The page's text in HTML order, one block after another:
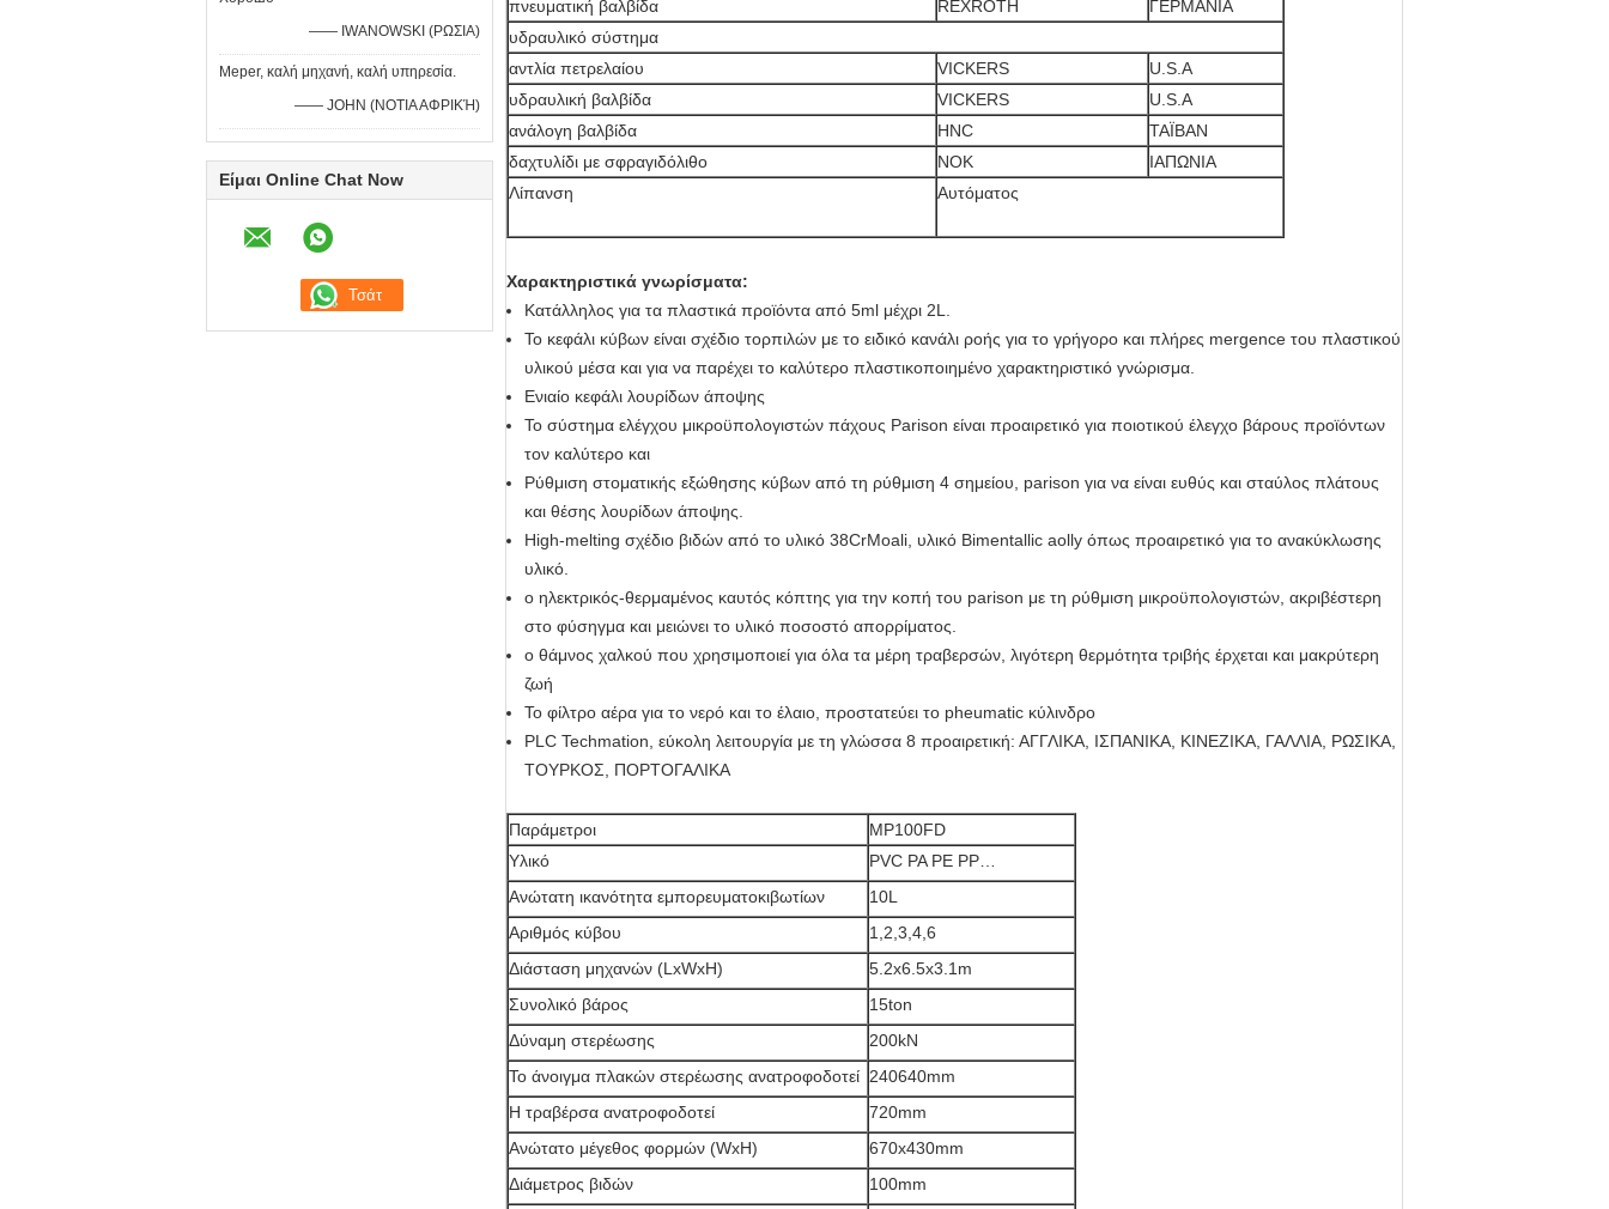
—— IWANOWSKI (ΡΩΣΙΑ)
Meper, καλή μηχανή, καλή υπηρεσία.
—— JOHN (ΝΟΤΙΑ ΑΦΡΙΚΉ)
Είμαι Online Chat Now
πνευματική βαλβίδα
REXROTH
ΓΕΡΜΑΝΙΑ
υδραυλικό σύστημα
αντλία πετρελαίου
VICKERS
U.S.A
υδραυλική βαλβίδα
VICKERS
U.S.A
ανάλογη βαλβίδα
HNC
ΤΑΪΒΑΝ
δαχτυλίδι με σφραγιδόλιθο
NOK
ΙΑΠΩΝΙΑ
Λίπανση
Αυτόματος
Χαρακτηριστικά γνωρίσματα:
Κατάλληλος για τα πλαστικά προϊόντα από 5ml μέχρι 2L.
Το κεφάλι κύβων είναι σχέδιο τορπιλών με το ειδικό κανάλι ροής για το γρήγορο και πλήρες mergence του πλαστικού
υλικού μέσα και για να παρέχει το καλύτερο πλαστικοποιημένο χαρακτηριστικό γνώρισμα.
Ενιαίο κεφάλι λουρίδων άποψης
Το σύστημα ελέγχου μικροϋπολογιστών πάχους Parison είναι προαιρετικό για ποιοτικού έλεγχο βάρους προϊόντων
τον καλύτερο και
Ρύθμιση στοματικής εξώθησης κύβων από τη ρύθμιση 4 σημείου, parison για να είναι ευθύς και σταύλος πλάτους
και θέσης λουρίδων άποψης.
High-melting σχέδιο βιδών από το υλικό 38CrMoali, υλικό Bimentallic aolly όπως προαιρετικό για το ανακύκλωσης
υλικό.
ο ηλεκτρικός-θερμαμένος καυτός κόπτης για την κοπή του parison με τη ρύθμιση μικροϋπολογιστών, ακριβέστερη
στο φύσηγμα και μειώνει το υλικό ποσοστό απορρίματος.
ο θάμνος χαλκού που χρησιμοποιεί για όλα τα μέρη τραβερσών, λιγότερη θερμότητα τριβής έρχεται και μακρύτερη
ζωή
Το φίλτρο αέρα για το νερό και το έλαιο, προστατεύει το pheumatic κύλινδρο
PLC Techmation, εύκολη λειτουργία με τη γλώσσα 8 προαιρετική: ΑΓΓΛΙΚΑ, ΙΣΠΑΝΙΚΑ, ΚΙΝΕΖΙΚΑ, ΓΑΛΛΙΑ, ΡΩΣΙΚΑ,
ΤΟΥΡΚΟΣ, ΠΟΡΤΟΓΑΛΙΚΑ
Παράμετροι
MP100FD
Υλικό
PVC PA PE PP…
Ανώτατη ικανότητα εμπορευματοκιβωτίων
10L
Αριθμός κύβου
1,2,3,4,6
Διάσταση μηχανών (LxWxH)
5.2x6.5x3.1m
Συνολικό βάρος
15ton
Δύναμη στερέωσης
200kN
Το άνοιγμα πλακών στερέωσης ανατροφοδοτεί 240640mm
Η τραβέρσα ανατροφοδοτεί
720mm
Ανώτατο μέγεθος φορμών (WxH)
670x430mm
Διάμετρος βιδών
100mm